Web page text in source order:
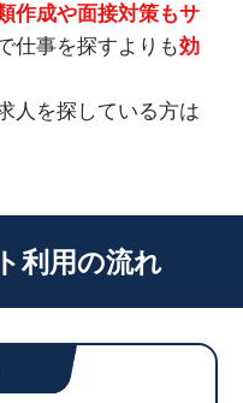
作成や面接対策もサ
仕事を探すよりも効
人を探している方は
利用の流れ